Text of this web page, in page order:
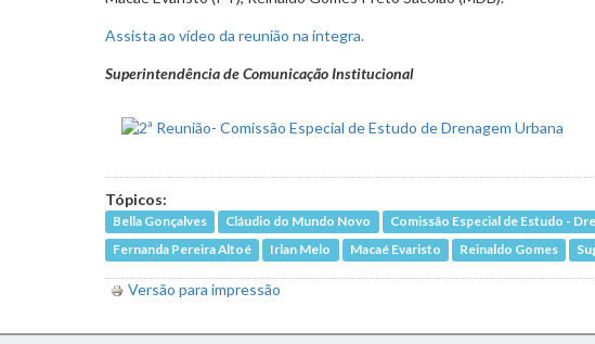
Assista ao vídeo da reunião na íntegra.
Superintendência de Comunicação Institucional
Tópicos:
Bella Gonçalves Cláudio do Mundo Novo
Comissão Especial de Estudo -
Fernanda Pereira Altoé
Irlan Melo Macaé Evaristo Reinaldo Gomes
Versão para impressão